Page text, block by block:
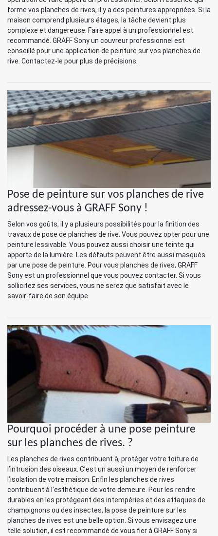
forme vos planches de rives, il y a des peintures appropriées. Si la
maison comprend plusieurs étages, la tâche devient plus
complexe et dangereuse. Faire appel à un professionnel est
recommandé. GRAFF Sony un couvreur professionnel est
conseillé pour une application de peinture sur vos planches de
rive. Contactez-le pour plus de précisions.
Pose de peinture sur vos planches de rive
adressez-vous à GRAFF Sony !
Selon vos goûts, il y a plusieurs possibilités pour la finition des
travaux de pose de planches de rive. Vous pouvez opter pour une
peinture lessivable. Vous pouvez aussi choisir une teinte qui
apporte de la lumière. Les défauts peuvent être aussi masqués
par une pose de peinture. Pour vous planches de rives, GRAFF
Sony est un professionnel que vous pouvez contacter. Si vous
sollicitez ses services, vous ne serez que satisfait avec le
savoir-faire de son équipe.
Pourquoi procéder à une pose peinture
sur les planches de rives. ?
Les planches de rives contribuent à, protéger votre toiture de
l’intrusion des oiseaux. C’est un aussi un moyen de renforcer
l’isolation de votre maison. Enfin les planches de rives
contribuent à l’esthétique de votre demeure. Pour les rendre
durables en les protégeant des intempéries et des attaques de
champignons ou des insectes, la pose de peinture sur les
planches de rives est une belle option. Si vous envisagez une
telle solution, il est recommandé de vous fier à GRAFF Sony si